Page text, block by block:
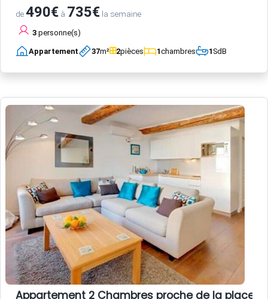
de490€ à 735€ la semaine
3 personne(s)
Appartement 37m² 2pièces 1chambres 1SdB
Appartement 2 Chambres proche de la place